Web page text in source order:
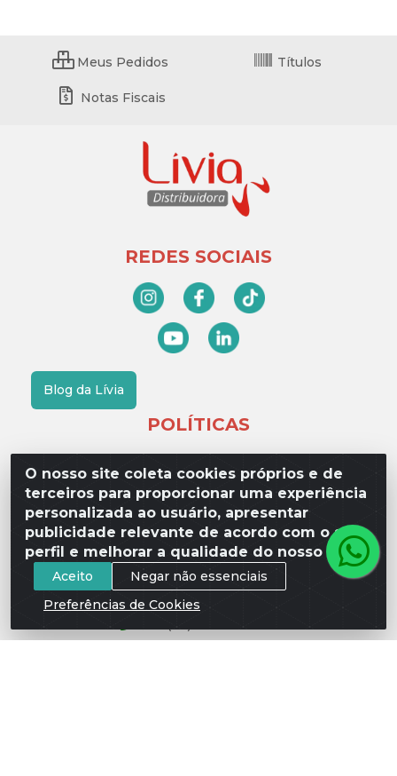
O nosso site coleta cookies próprios e de
terceiros para proporcionar uma experiência
personalizada ao usuário, apresentar
publicidade relevante de acordo com o seu
perfil e melhorar a qualidade do nosso site.
Aceito
Negar não essenciais
Preferências de Cookies
Meus Pedidos Títulos
Notas Fiscais
REDES SOCIAIS
Blog da Lívia
POLÍTICAS
Política de Privacidade
Quem Somos
FALE CONOSCO